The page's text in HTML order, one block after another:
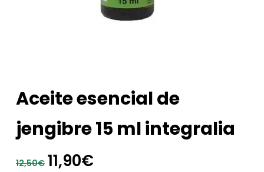
Aceite esencial de
jengibre 15 ml integralia
12,50€ El
11,90€El